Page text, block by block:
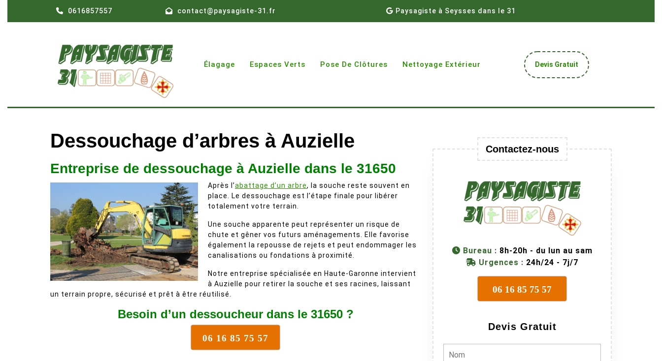
0616857557 contact@paysagiste-31.fr Paysagiste à Seysses dans le 31
Élagage Espaces Verts Pose De Clôtures Nettoyage Extérieur Devis Gratuit Get
A
Dessouchage d’arbres à Auzielle
Entreprise de dessouchage à Auzielle dans le 31650
Après l’abattage d’un arbre, la souche reste souvent en
place. Le dessouchage est l’étape finale pour libérer
totalement votre terrain.
Une souche apparente peut représenter un risque de
chute et gêner vos futurs aménagements. Elle favorise
également la repousse de rejets et peut endommager les
canalisations ou fondations à proximité.
Notre entreprise spécialisée en Haute-Garonne intervient
à Auzielle pour retirer la souche et ses racines, laissant
un terrain propre, sécurisé et prêt à être réutilisé.
Besoin d’un dessoucheur dans le 31650 ?
06 16 85 75 57
Contactez-nous
Bureau : 8h-20h - du lun au sam
Urgences : 24h/24 - 7j/7
06 16 85 75 57
Devis Gratuit